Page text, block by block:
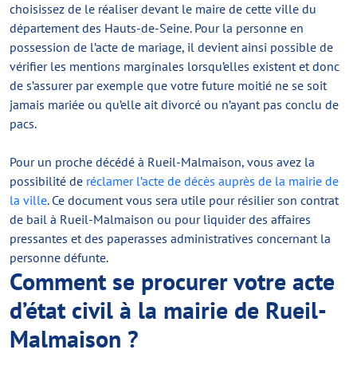
choisissez de le réaliser devant le maire de cette ville du
département des Hauts-de-Seine. Pour la personne en
possession de l’acte de mariage, il devient ainsi possible de
vérifier les mentions marginales lorsqu’elles existent et donc
de s’assurer par exemple que votre future moitié ne se soit
jamais mariée ou qu’elle ait divorcé ou n’ayant pas conclu de
pacs.
Pour un proche décédé à Rueil-Malmaison, vous avez la
possibilité de réclamer l’acte de décès auprès de la mairie de
la ville. Ce document vous sera utile pour résilier son contrat
de bail à Rueil-Malmaison ou pour liquider des affaires
pressantes et des paperasses administratives concernant la
personne défunte.
Comment se procurer votre acte
d’état civil à la mairie de Rueil-
Malmaison ?